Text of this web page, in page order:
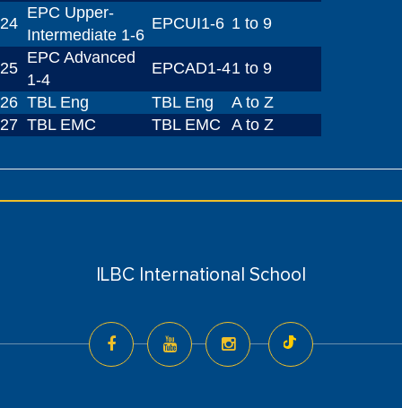
24
EPC Upper-
Intermediate 1-6
EPCUI1-6 1 to 9
25
EPC Advanced
1-4
EPCAD1-41 to 9
26 TBL Eng TBL Eng
A to Z
27 TBL EMC TBL EMC A to Z
ILBC International School